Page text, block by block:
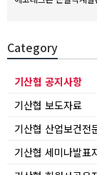
Category
기산협 공지사항
기산협 보도자료
기산협 산업보건전
기산협 세미나발표